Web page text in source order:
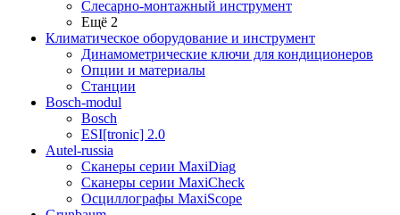
Слесарно-монтажный инструмент
Ещё 2
Климатическое оборудование и инструмент
Динамометрические ключи для кондиционеров
Опции и материалы
Станции
Bosch-modul
Bosch
ESI[tronic] 2.0
Autel-russia
Сканеры серии MaxiDiag
Сканеры серии MaxiCheck
Осциллографы MaxiScope